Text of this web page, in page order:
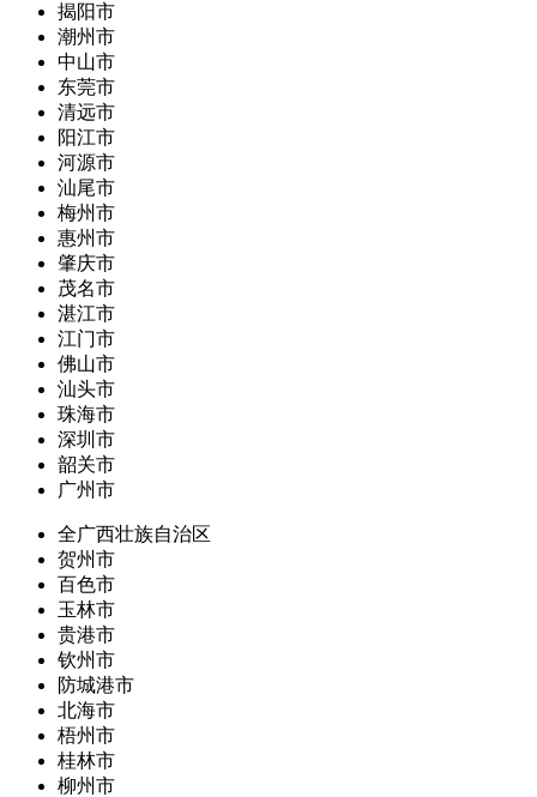
揭阳市
潮州市
中山市
东莞市
清远市
阳江市
河源市
汕尾市
梅州市
惠州市
肇庆市
茂名市
湛江市
江门市
佛山市
汕头市
珠海市
深圳市
韶关市
广州市
全广西壮族自治区
贺州市
百色市
玉林市
贵港市
钦州市
防城港市
北海市
梧州市
桂林市
柳州市